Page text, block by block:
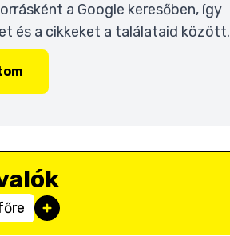
a Google keresőben, így
és a cikkeket a találataid között.